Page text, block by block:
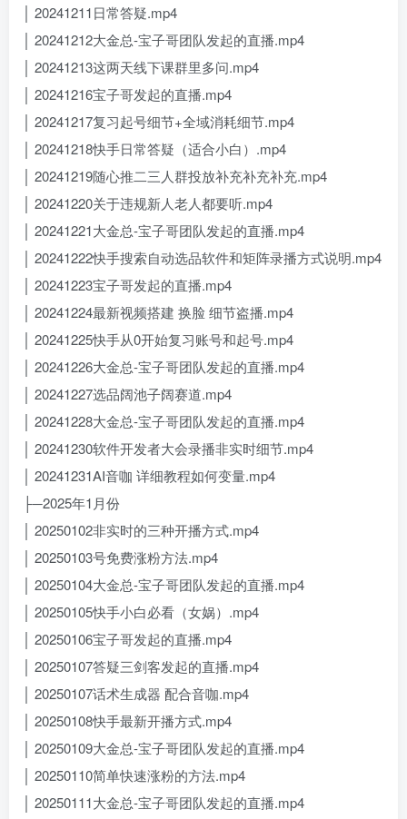
│ 20241211日常答疑.mp4
│ 20241212大金总-宝子哥团队发起的直播.mp4
│ 20241213这两天线下课群里多问.mp4
│ 20241216宝子哥发起的直播.mp4
│ 20241217复习起号细节+全域消耗细节.mp4
│ 20241218快手日常答疑（适合小白）.mp4
│ 20241219随心推二三人群投放补充补充补充.mp4
│ 20241220关于违规新人老人都要听.mp4
│ 20241221大金总-宝子哥团队发起的直播.mp4
│ 20241222快手搜索自动选品软件和矩阵录播方式说明.mp4
│ 20241223宝子哥发起的直播.mp4
│ 20241224最新视频搭建 换脸 细节盗播.mp4
│ 20241225快手从0开始复习账号和起号.mp4
│ 20241226大金总-宝子哥团队发起的直播.mp4
│ 20241227选品阔池子阔赛道.mp4
│ 20241228大金总-宝子哥团队发起的直播.mp4
│ 20241230软件开发者大会录播非实时细节.mp4
│ 20241231AI音咖 详细教程如何变量.mp4
├─2025年1月份
│ 20250102非实时的三种开播方式.mp4
│ 20250103号免费涨粉方法.mp4
│ 20250104大金总-宝子哥团队发起的直播.mp4
│ 20250105快手小白必看（女娲）.mp4
│ 20250106宝子哥发起的直播.mp4
│ 20250107答疑三剑客发起的直播.mp4
│ 20250107话术生成器 配合音咖.mp4
│ 20250108快手最新开播方式.mp4
│ 20250109大金总-宝子哥团队发起的直播.mp4
│ 20250110简单快速涨粉的方法.mp4
│ 20250111大金总-宝子哥团队发起的直播.mp4